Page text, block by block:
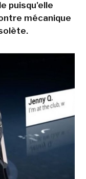
puisqu'elle
mécanique